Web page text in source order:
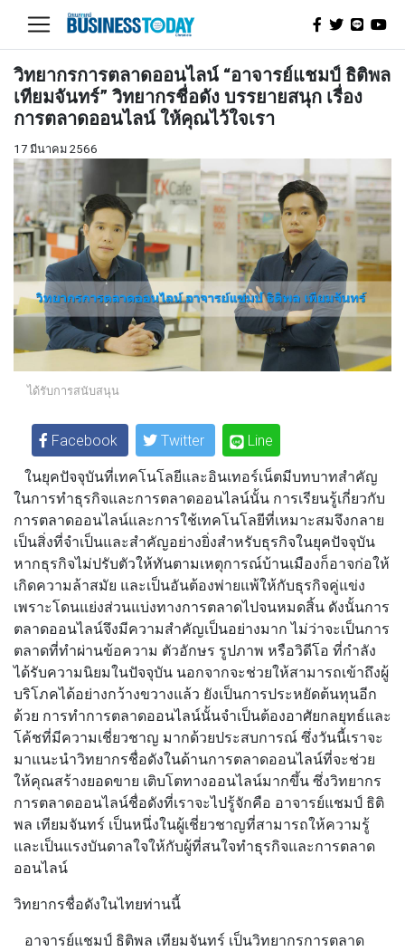
วิทยากรการตลาดออนไลน์ “อาจารย์แชมป์ ธิติพล
เทียมจันทร์” วิทยากรชื่อดัง บรรยายสนุก เรื่อง
การตลาดออนไลน์ ให้คุณไว้ใจเรา
17 มีนาคม 2566
ได้รับการสนับสนุน
Facebook Twitter
Line
ในยุคปัจจุบันที่เทคโนโลยีและอินเทอร์เน็ตมีบทบาทสำคัญ
ในการทำธุรกิจและการตลาดออนไลน์นั้น การเรียนรู้เกี่ยวกับ
การตลาดออนไลน์และการใช้เทคโนโลยีที่เหมาะสมจึงกลาย
เป็นสิ่งที่จำเป็นและสำคัญอย่างยิ่งสำหรับธุรกิจในยุคปัจจุบัน
หากธุรกิจไม่ปรับตัวให้ทันตามเหตุการณ์บ้านเมืองก็อาจก่อให้
เกิดความล้าสมัย และเป็นอันต้องพ่ายแพ้ให้กับธุรกิจคู่แข่ง
เพราะโดนแย่งส่วนแบ่งทางการตลาดไปจนหมดสิ้น ดังนั้นการ
ตลาดออนไลน์จึงมีความสำคัญเป็นอย่างมาก ไม่ว่าจะเป็นการ
ตลาดที่ทำผ่านข้อความ ตัวอักษร รูปภาพ หรือวิดีโอ ที่กำลัง
ได้รับความนิยมในปัจจุบัน นอกจากจะช่วยให้สามารถเข้าถึงผู้
บริโภคได้อย่างกว้างขวางแล้ว ยังเป็นการประหยัดต้นทุนอีก
ด้วย การทำการตลาดออนไลน์นั้นจำเป็นต้องอาศัยกลยุทธ์และ
โค้ชที่มีความเชี่ยวชาญ มากด้วยประสบการณ์ ซึ่งวันนี้เราจะ
มาแนะนำวิทยากรชื่อดังในด้านการตลาดออนไลน์ที่จะช่วย
ให้คุณสร้างยอดขาย เติบโตทางออนไลน์มากขึ้น ซึ่งวิทยากร
การตลาดออนไลน์ชื่อดังที่เราจะไปรู้จักคือ อาจารย์แชมป์ ธิติ
พล เทียมจันทร์ เป็นหนึ่งในผู้เชี่ยวชาญที่สามารถให้ความรู้
และเป็นแรงบันดาลใจให้กับผู้ที่สนใจทำธุรกิจและการตลาด
ออนไลน์
วิทยากรชื่อดังในไทยท่านนี้
อาจารย์แชมป์ ธิติพล เทียมจันทร์ เป็นวิทยากรการตลาด